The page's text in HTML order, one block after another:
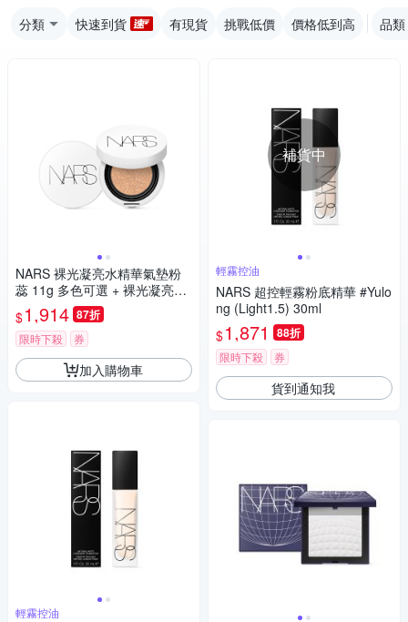
分類 快速到貨 有現貨 挑戰低價 價格低到高 品類
NARS 裸光凝亮水精華氣墊粉
蕊 11g 多色可選 + 裸光凝亮水
精華氣墊粉盒
$1,914 87折
限時下殺 券
加入購物車
輕霧控油
補貨中
輕霧控油
NARS 超控輕霧粉底精華 #Yulo
ng (Light1.5) 30ml
$1,871 88折
限時下殺 券
貨到通知我